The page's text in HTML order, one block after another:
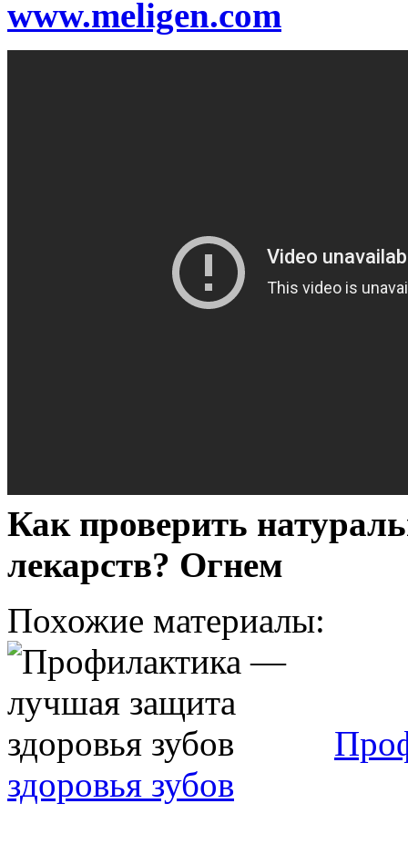
www.meligen.com
Как проверить
лекарств? Огнем
Похожие материалы:
здоровья зубов